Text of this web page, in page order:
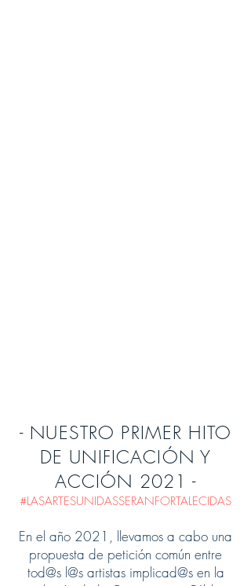
- NUESTRO PRIMER HITO
DE UNIFICACIÓN Y
ACCIÓN 2021 -
#LASARTESUNIDASSERANFORTALECIDAS
En el año 2021, llevamos a cabo una
propuesta de petición común entre
tod@s l@s artistas implicad@s en la